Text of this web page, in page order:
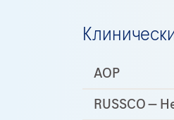
АОР
RUSSCO —